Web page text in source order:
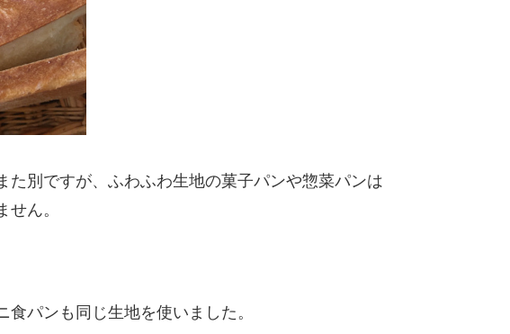
た別ですが、ふわふわ生地の菓子パンや惣菜パンは
ん。
食パンも同じ生地を使いました。